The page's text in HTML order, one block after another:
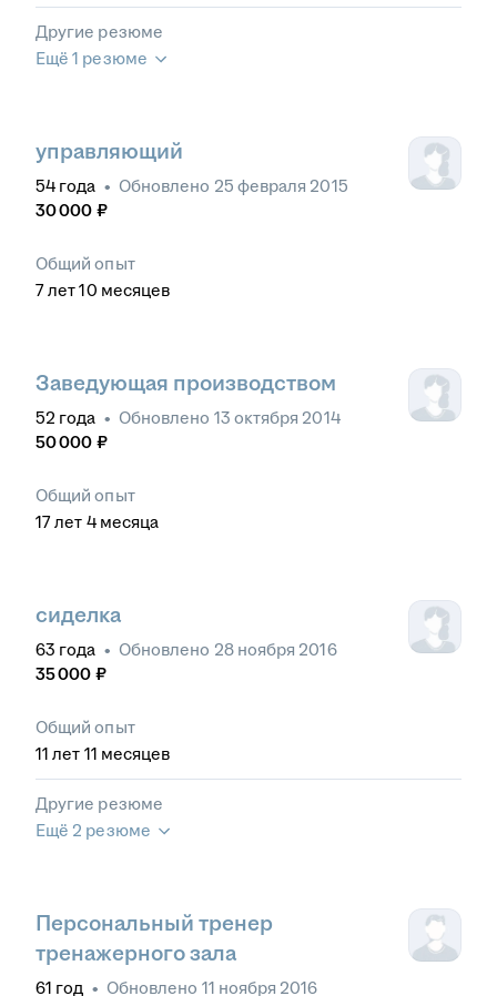
Другие резюме
Ещё 1 резюме
управляющий
54 года • Обновлено 25 февраля 2015
30 000 ₽
Общий опыт
7лет 10 месяцев
Заведующая производством
52 года • Обновлено 13 октября 2014
50 000 ₽
Общий опыт
17лет 4 месяца
сиделка
63 года • Обновлено 28 ноября 2016
35 000 ₽
Общий опыт
11 лет 11 месяцев
Другие резюме
Ещё 2 резюме
Персональный тренер
тренажерного зала
61 год • Обновлено 11 ноября 2016